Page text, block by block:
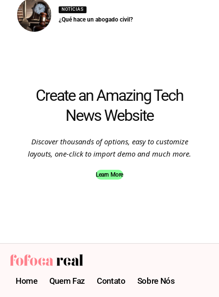
NOTÍCIAS
¿Qué hace un abogado civil?
Create an Amazing Tech
News Website
Discover thousands of options, easy to customize
layouts, one-click to import demo and much more.
Learn More
Home Quem Faz Contato Sobre Nós